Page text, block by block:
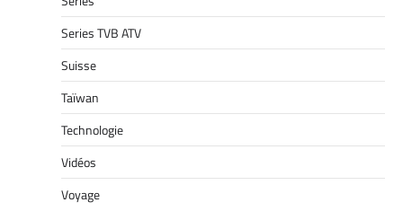
Series TVB ATV
Suisse
Taïwan
Technologie
Vidéos
Voyage